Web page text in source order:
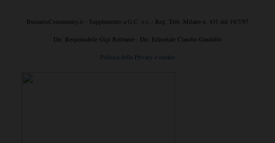
BusinessCommunity.it - Supplemento a G.C. e t. - Reg. Trib. Milano n. 431 del 19/7/97
Dir. Responsabile Gigi Beltrame - Dir. Editoriale Claudio Gandolfo
Politica della Privacy e cookie